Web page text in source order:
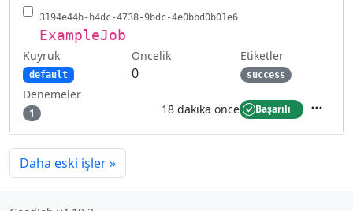
3194e44b-b4dc-4738-9bdc-4e0bbd0b01e6
ExampleJob
Kuyruk
default
Öncelik
0
Etiketler
success
Denemeler
1 18 dakika önce Başarılı
Daha eski işler»